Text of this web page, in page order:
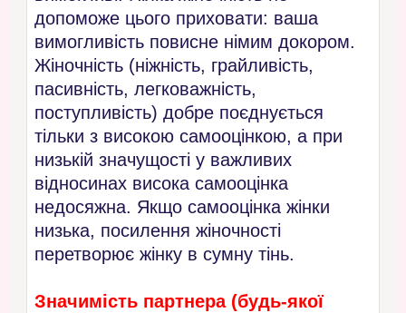
допоможе цього приховати: ваша
вимогливість повисне німим докором.
Жіночність (ніжність, грайливість,
пасивність, легковажність,
поступливість) добре поєднується
тільки з високою самооцінкою, а при
низькій значущості у важливих
відносинах висока самооцінка
недосяжна. Якщо самооцінка жінки
низька, посилення жіночності
перетворює жінку в сумну тінь.
Значимість партнера (будь-якої